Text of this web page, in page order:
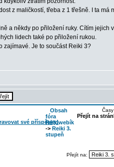
z maličkostí, třeba z 1 třešně. I ta má
a někdy po přiložení ruky. Cítím jejich
lidech také po přiložení rukou.
zajímavé. Je to součást Reiki 3?
Obsah
fóra
Reikiwebík
-> Reiki 3.
stupeň
Přejít na
Přejít na: